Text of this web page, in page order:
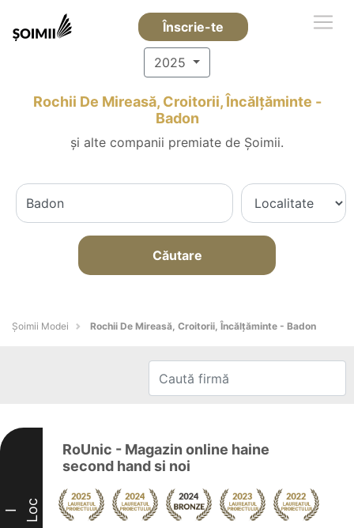
Înscrie-te
2025
Rochii De Mireasă, Croitorii, Încălțăminte -
Badon
și alte companii premiate de Șoimii.
Căutare
Șoimii Modei Rochii De Mireasă, Croitorii, Încălțăminte - Badon
I Loc
RoUnic - Magazin online haine
second hand si noi